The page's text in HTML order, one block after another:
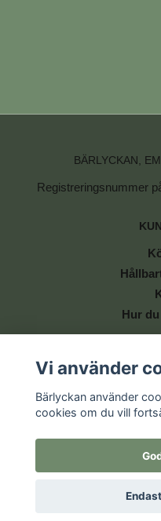
BÄRLYCKAN,
Registreringsnummer
Hur
Vi använder
Bärlyckan använder
cookies om du vill